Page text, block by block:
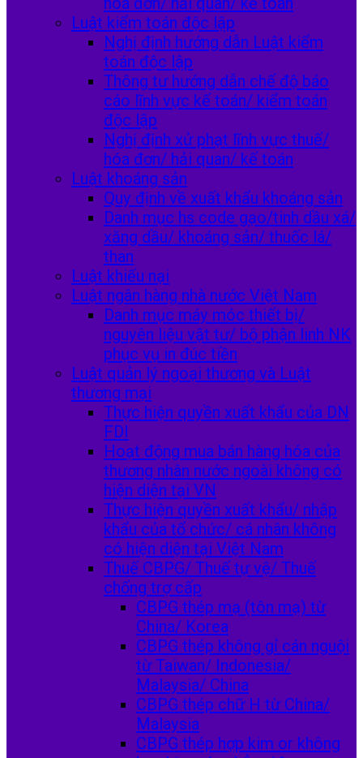
Luật kiểm toán độc lập
Nghị định hướng dẫn Luật kiểm
toán độc lập
Thông tư hướng dẫn chế độ báo
cáo lĩnh vực kế toán/ kiểm toán
độc lập
Nghị định xử phạt lĩnh vực thuế/
hóa đơn/ hải quan/ kế toán
Luật khoáng sản
Quy định về xuất khẩu khoáng sản
Danh mục hs code gạo/tinh dầu xá/
xăng dầu/ khoáng sản/ thuốc lá/
than
Luật khiếu nại
Luật ngân hàng nhà nước Việt Nam
Danh mục máy móc thiết bị/
nguyên liệu vật tư/ bộ phận linh NK
phục vụ in đúc tiền
Luật quản lý ngoại thương và Luật
thương mại
Thực hiện quyền xuất khẩu của DN
FDI
Hoạt động mua bán hàng hóa của
thương nhân nước ngoài không có
hiện diện tại VN
Thực hiện quyền xuất khẩu/ nhập
khẩu của tổ chức/ cá nhân không
có hiện diện tại Việt Nam
Thuế CBPG/ Thuế tự vệ/ Thuế
chống trợ cấp
CBPG thép mạ (tôn mạ) từ
China/ Korea
CBPG thép không gỉ cán nguội
từ Taiwan/ Indonesia/
Malaysia/ China
CBPG thép chữ H từ China/
Malaysia
CBPG thép hợp kim or không